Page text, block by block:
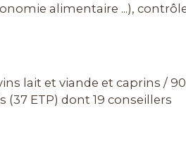
alimentaire ...),
lait et viande et caprins /
(37 ETP) dont 19 conseillers